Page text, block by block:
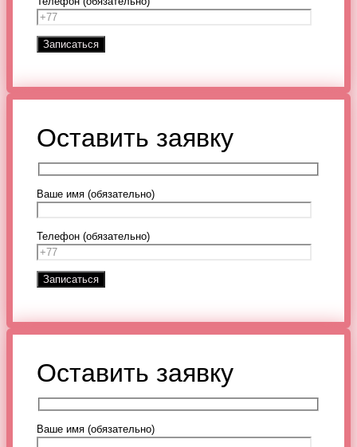
Оставить заявку
Ваше имя (обязательно)
Телефон (обязательно)
Оставить заявку
Ваше имя (обязательно)